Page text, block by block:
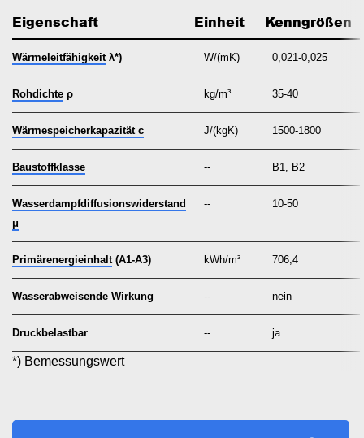
Eigenschaft Einheit Kenngrößen
Wärmeleitfähigkeit λ*) W/(mK) 0,021-0,025
Rohdichte ρ kg/m³ 35-40
Wärmespeicherkapazität c J/(kgK) 1500-1800
Baustoffklasse -- B1, B2
Wasserdampfdiffusionswiderstand
μ
-- 10-50
Primärenergieinhalt (A1-A3) kWh/m³ 706,4
Wasserabweisende Wirkung -- nein
Druckbelastbar -- ja
*) Bemessungswert